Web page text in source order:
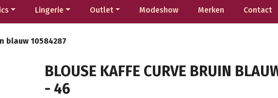
Lingerie Outlet Modeshow Merken Contact
blauw 10584287
BLOUSE KAFFE CURVE BRUIN
- 46